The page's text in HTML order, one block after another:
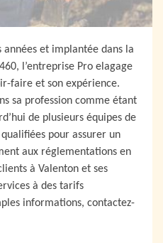
et implantée dans la
l’entreprise Pro elagage
faire et son expérience.
sa profession comme étant
de plusieurs équipes de
pour assurer un
aux réglementations en
à Valenton et ses
à des tarifs
informations, contactez-